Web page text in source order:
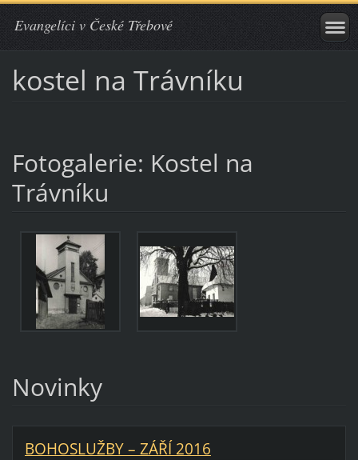
Evangelíci v České Třebové
kostel na Trávníku
Fotogalerie: Kostel na
Trávníku
Novinky
BOHOSLUŽBY – ZÁŘÍ 2016